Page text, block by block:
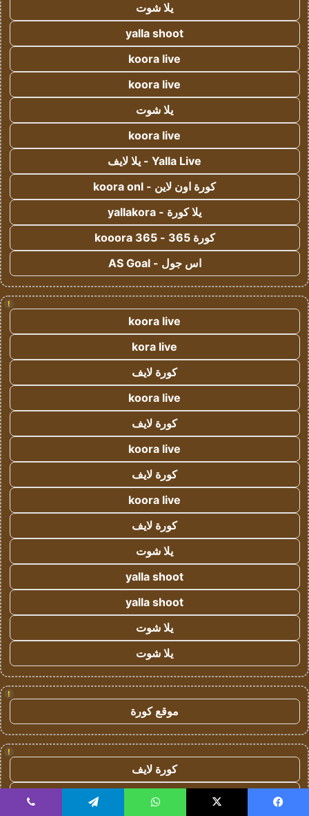
يلا شوت
yalla shoot
koora live
koora live
يلا شوت
koora live
Yalla Live - يلا لايف
كورة اون لاين - koora onl
يلا كورة - yallakora
كورة 365 - kooora 365
اس جول - AS Goal
!
koora live
kora live
كورة لايف
koora live
كورة لايف
koora live
كورة لايف
koora live
كورة لايف
يلا شوت
yalla shoot
yalla shoot
يلا شوت
يلا شوت
!
موقع كورة
!
كورة لايف
koora live